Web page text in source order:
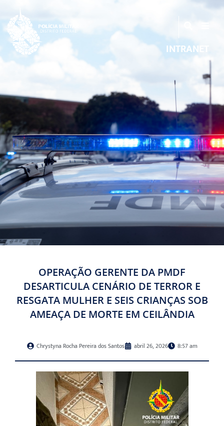
INTRANET
OPERAÇÃO GERENTE DA PMDF
DESARTICULA CENÁRIO DE TERROR E
RESGATA MULHER E SEIS CRIANÇAS SOB
AMEAÇA DE MORTE EM CEILÂNDIA
Chrystyna Rocha Pereira dos Santos abril 26, 2026 8:57 am